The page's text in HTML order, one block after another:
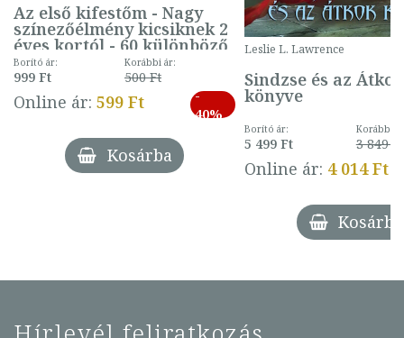
Az első kifestőm - Nagy
színezőélmény kicsiknek 2
éves kortól - 60 különböző
mintával (gombás)
Borító ár:
999 Ft
Korábbi ár:
500 Ft
Online ár: 599 Ft
-
40%
Kosárba
Leslie L. Lawrence
Sindzse és az Átkok
könyve
Borító ár:
5 499 Ft
Korábbi
3 849 Ft
Online ár: 4 014 Ft
Kosárba